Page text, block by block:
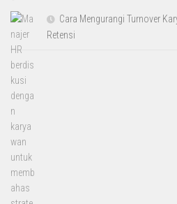
Cara Mengurangi Turnover
Retensi